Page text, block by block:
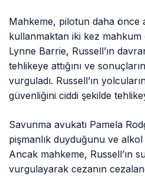
Mahkeme, pilotun daha önce
kullanmaktan iki kez mahkum
Lynne Barrie, Russell’ın
tehlikeye attığını ve
vurguladı. Russell’ın
güvenliğini ciddi şekilde
Savunma avukatı Pamela
pişmanlık duyduğunu ve alkol
Ancak mahkeme, Russell’ın
vurgulayarak cezanın